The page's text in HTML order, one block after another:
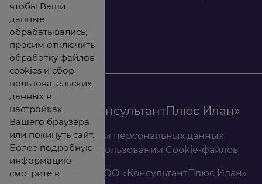
помещ. 302
ИНН: 2465263327
© 2026 ООО «КонсультантПлюс Илан»
Политика обработки персональных данных
Соглашение об использовании Cookie-файлов
Результаты СОУТ ООО «КонсультантПлюс Илан»
чтобы Ваши
данные
обрабатывались,
просим отключить
обработку файлов
cookies и сбор
пользовательских
данных в
настройках
Вашего браузера
или покинуть сайт.
Более подробную
информацию
смотрите в